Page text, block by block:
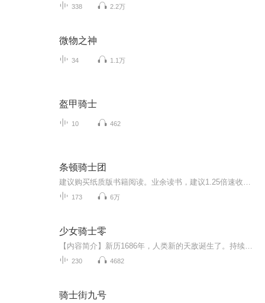
338 2.2万
微物之神
34 1.1万
盔甲骑士
10 462
条顿骑士团
173 6万
少女骑士零
230 4682
骑士街九号